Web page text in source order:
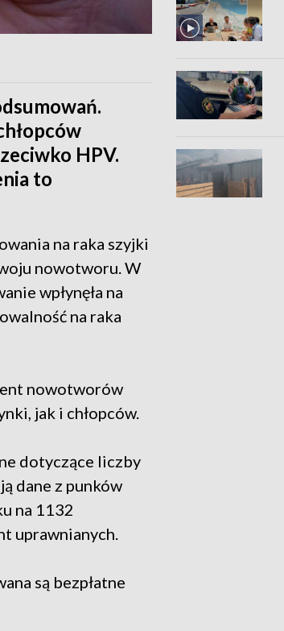
HPV.
to
na raka szyjki
nowotworu. W
wpłynęła na
na raka
nowotworów
jak i chłopców.
dotyczące liczby
dane z punków
na 1132
uprawnianych.
są bezpłatne